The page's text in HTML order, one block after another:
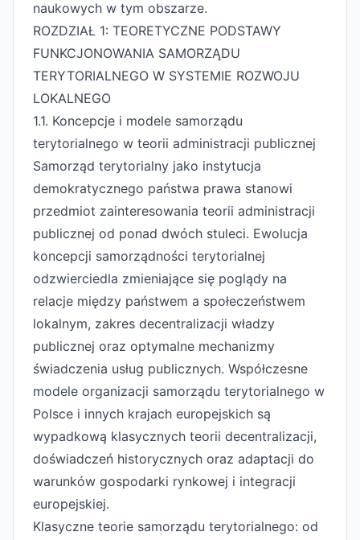
naukowych w tym obszarze.
ROZDZIAŁ 1: TEORETYCZNE PODSTAWY
FUNKCJONOWANIA SAMORZĄDU
TERYTORIALNEGO W SYSTEMIE ROZWOJU
LOKALNEGO
1.1. Koncepcje i modele samorządu
terytorialnego w teorii administracji publicznej
Samorząd terytorialny jako instytucja
demokratycznego państwa prawa stanowi
przedmiot zainteresowania teorii administracji
publicznej od ponad dwóch stuleci. Ewolucja
koncepcji samorządności terytorialnej
odzwierciedla zmieniające się poglądy na
relacje między państwem a społeczeństwem
lokalnym, zakres decentralizacji władzy
publicznej oraz optymalne mechanizmy
świadczenia usług publicznych. Współczesne
modele organizacji samorządu terytorialnego w
Polsce i innych krajach europejskich są
wypadkową klasycznych teorii decentralizacji,
doświadczeń historycznych oraz adaptacji do
warunków gospodarki rynkowej i integracji
europejskiej.
Klasyczne teorie samorządu terytorialnego: od